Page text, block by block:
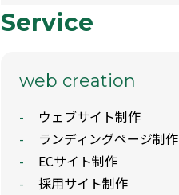
Service
web creation
ウェブサイト制作
ランディングページ制作
ECサイト制作
採用サイト制作